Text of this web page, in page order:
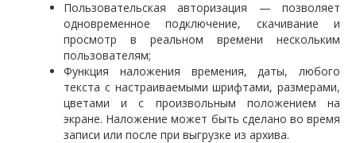
Пользовательская авторизация — позволяет
одновременное подключение, скачивание и
просмотр в реальном времени нескольким
пользователям;
Функция наложения времения, даты, любого
текста с настраиваемыми шрифтами, размерами,
цветами и с произвольным положением на
экране. Наложение может быть сделано во время
записи или после при выгрузке из архива.